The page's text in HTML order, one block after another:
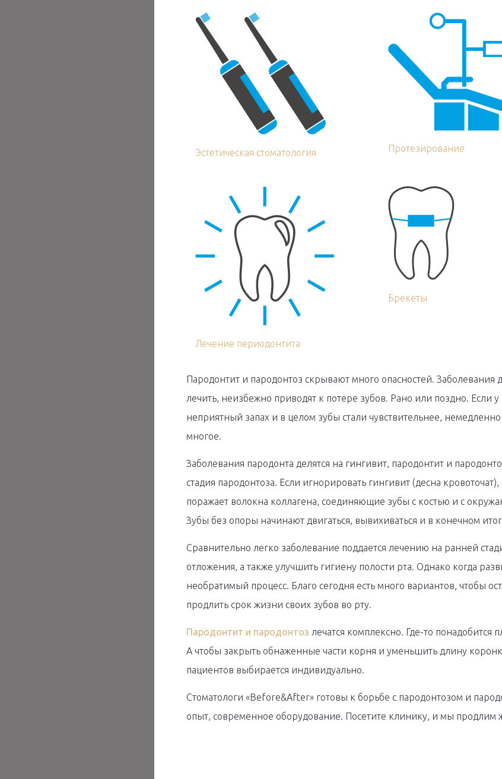
Эстетическая стоматология
Протезирование
Лечение периодонтита
Брекеты
Пародонтит и пародонтоз скрывают много опасностей. Заболевания
лечить, неизбежно приводят к потере зубов. Рано или поздно. Если
неприятный запах и в целом зубы стали чувствительнее,
многое.
Заболевания пародонта делятся на гингивит, пародонтит и
стадия пародонтоза. Если игнорировать гингивит (десна
поражает волокна коллагена, соединяющие зубы с костью и с
Зубы без опоры начинают двигаться, вывихиваться и в конечном
Сравнительно легко заболевание поддается лечению на ранней
отложения, а также улучшить гигиену полости рта. Однако когда
необратимый процесс. Благо сегодня есть много вариантов, чтобы
продлить срок жизни своих зубов во рту.
Пародонтит и пародонтоз лечатся комплексно. Где-то понадобится
А чтобы закрыть обнаженные части корня и уменьшить длину
пациентов выбирается индивидуально.
Стоматологи «Before&After» готовы к борьбе с пародонтозом и
опыт, современное оборудование. Посетите клинику, и мы продлим